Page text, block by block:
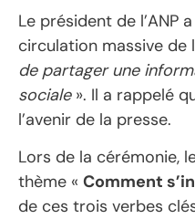
Le président de l’ANP
circulation massive de
de partager une
sociale ». Il a rappelé
l’avenir de la presse.
Lors de la cérémonie,
thème « Comment
de ces trois verbes